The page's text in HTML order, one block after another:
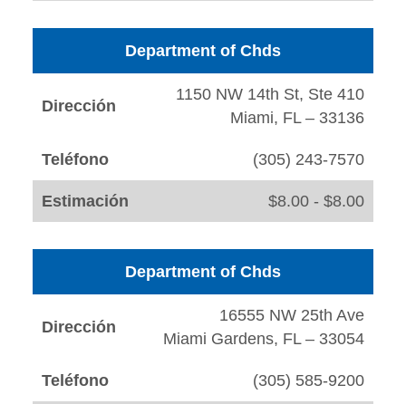
Department of Chds
Dirección
1150 NW 14th St, Ste 410
Miami, FL – 33136
Teléfono (305) 243-7570
Estimación $8.00 - $8.00
Department of Chds
Dirección
16555 NW 25th Ave
Miami Gardens, FL – 33054
Teléfono (305) 585-9200